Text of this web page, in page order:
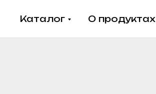
Каталог О продуктах